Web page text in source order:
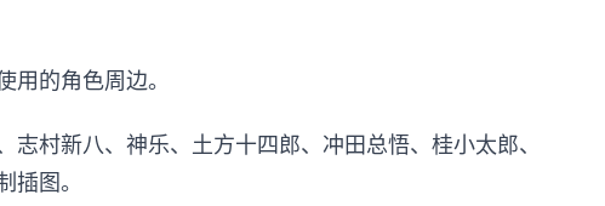
用的角色周边。
志村新八、神乐、土方十四郎、冲田总悟、桂小太郎、
插图。